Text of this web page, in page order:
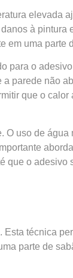
elevada
à pintura
em uma parte
para o
parede não
que o calor
O uso de água
que o adesivo
técnica
parte de